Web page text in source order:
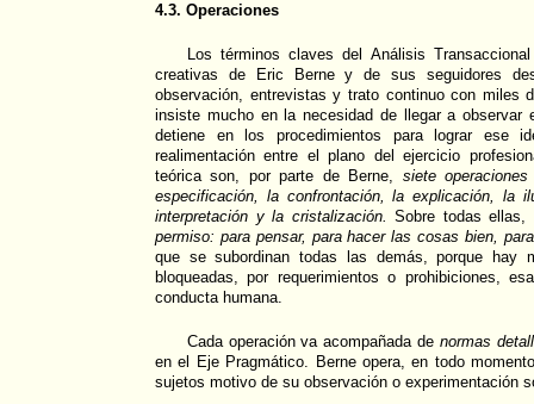
4.3. Operaciones
Los términos claves del Análisis
creativas de Eric Berne y de sus seguidores
observación, entrevistas y trato continuo con miles
insiste mucho en la necesidad de llegar a observar
detiene en los procedimientos para lograr ese
realimentación entre el plano del ejercicio
teórica son, por parte de Berne, siete
especificación, la confrontación, la explicación, la
interpretación y la cristalización. Sobre todas ellas,
permiso: para pensar, para hacer las cosas bien,
que se subordinan todas las demás, porque hay
bloqueadas, por requerimientos o prohibiciones,
conducta humana.
Cada operación va acompañada de normas
en el Eje Pragmático. Berne opera, en todo
sujetos motivo de su observación o experimentación